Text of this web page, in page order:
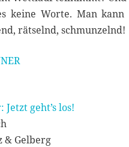
keine Worte. Man
rätselnd, schmunzelnd!
geht’s los!
& Gelberg